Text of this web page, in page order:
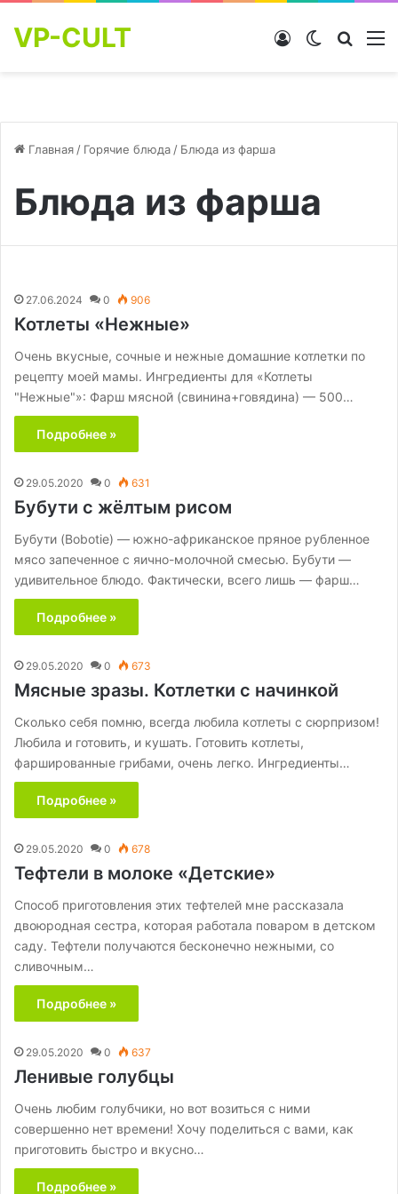
VP-CULT Switch skin
Войти
Главная / Горячие блюда / Блюда из фарша
Блюда из фарша
27.06.2024 0 906
Котлеты «Нежные»
Очень вкусные, сочные и нежные домашние котлетки по
рецепту моей мамы. Ингредиенты для «Котлеты
"Нежные"»: Фарш мясной (свинина+говядина) — 500…
Подробнее »
29.05.2020 0 631
Бубути с жёлтым рисом
Бубути (Bobotie) — южно-африканское пряное рубленное
мясо запеченное с яично-молочной смесью. Бубути —
удивительное блюдо. Фактически, всего лишь — фарш…
Подробнее »
29.05.2020 0 673
Мясные зразы. Котлетки с начинкой
Сколько себя помню, всегда любила котлеты с сюрпризом!
Любила и готовить, и кушать. Готовить котлеты,
фаршированные грибами, очень легко. Ингредиенты…
Подробнее »
29.05.2020 0 678
Тефтели в молоке «Детские»
Способ приготовления этих тефтелей мне рассказала
двоюродная сестра, которая работала поваром в детском
саду. Тефтели получаются бесконечно нежными, со
сливочным…
Подробнее »
29.05.2020 0 637
Ленивые голубцы
Очень любим голубчики, но вот возиться с ними
совершенно нет времени! Хочу поделиться с вами, как
приготовить быстро и вкусно…
Подробнее »